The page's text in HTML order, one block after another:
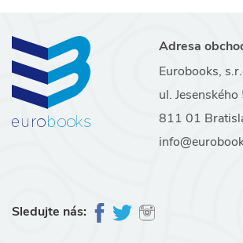
Adresa
Eurobooks,
ul.
811 01
Sledujte nás: